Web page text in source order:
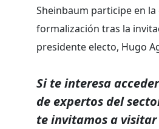
Sheinbaum participe en
formalización tras la
presidente electo, Hugo
Si te interesa
de expertos del
te invitamos a